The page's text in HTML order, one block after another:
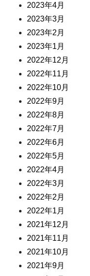
2023年4月
2023年3月
2023年2月
2023年1月
2022年12月
2022年11月
2022年10月
2022年9月
2022年8月
2022年7月
2022年6月
2022年5月
2022年4月
2022年3月
2022年2月
2022年1月
2021年12月
2021年11月
2021年10月
2021年9月